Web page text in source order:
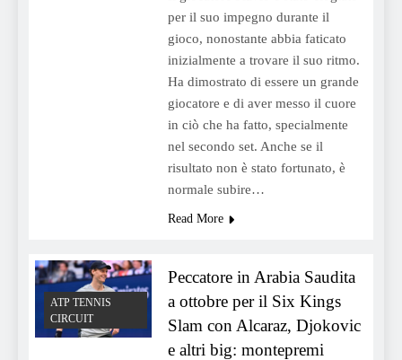
per il suo impegno durante il
gioco, nonostante abbia faticato
inizialmente a trovare il suo ritmo.
Ha dimostrato di essere un grande
giocatore e di aver messo il cuore
in ciò che ha fatto, specialmente
nel secondo set. Anche se il
risultato non è stato fortunato, è
normale subire…
Read More
ATP TENNIS
CIRCUIT
Peccatore in Arabia Saudita
a ottobre per il Six Kings
Slam con Alcaraz, Djokovic
e altri big: montepremi